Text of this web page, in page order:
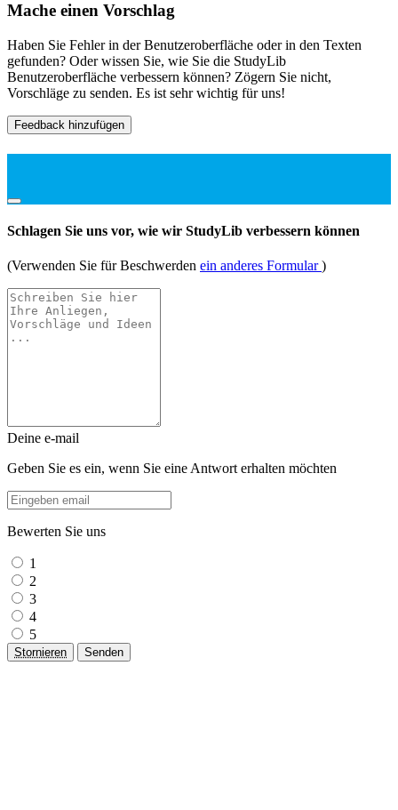
Mache einen Vorschlag
Haben Sie Fehler in der Benutzeroberfläche oder in den Texten
gefunden? Oder wissen Sie, wie Sie die StudyLib
Benutzeroberfläche verbessern können? Zögern Sie nicht,
Vorschläge zu senden. Es ist sehr wichtig für uns!
Feedback hinzufügen
Schlagen Sie uns vor, wie wir StudyLib verbessern können
(Verwenden Sie für Beschwerden ein anderes Formular)
Deine e-mail
Geben Sie es ein, wenn Sie eine Antwort erhalten möchten
Bewerten Sie uns
1
2
3
4
5
Stornieren Senden